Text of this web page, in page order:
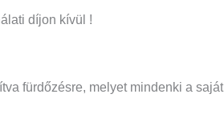
díjon kívül !
fürdőzésre, melyet mindenki a saját